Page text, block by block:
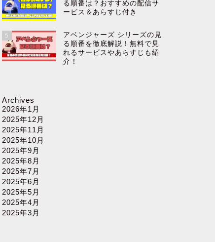
る順番は？おすすめの配信サ
ービス＆あらすじ付き
5
アベンジャーズ シリーズの見
る順番を徹底解説！無料で見
れるサービスやあらすじも紹
介！
Archives
2026年1月
2025年12月
2025年11月
2025年10月
2025年9月
2025年8月
2025年7月
2025年6月
2025年5月
2025年4月
2025年3月